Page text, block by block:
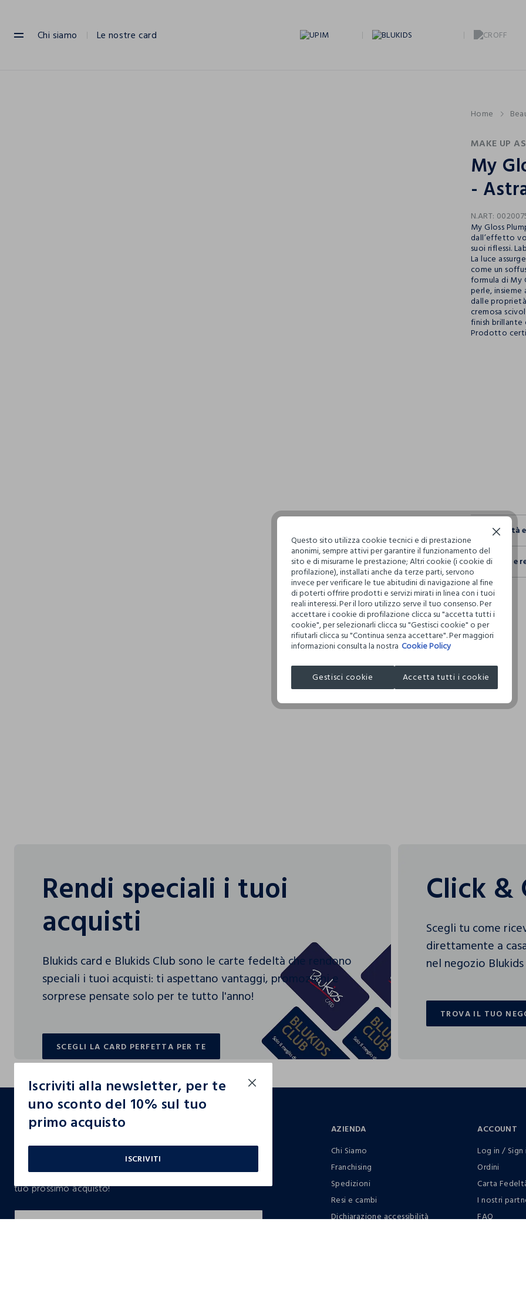
Chi siamo Le nostre card
Home
MAKE UP
My
-
N.ART:
My Gloss
dall’effetto
suoi riflessi.
La luce
come un
formula di My
perle,
dalle
cremosa
finish brillante
Prodotto
Sostenibilità
Sicurezza
Il 100% dei
fisici, per
definito per
restrittivi
Clicca qui
GIUFRA SRL
Spedizione e
Hai fino a
per
Rendi speciali i tuoi
acquisti
Blukids card e Blukids Club sono le carte fedeltà che rendono
speciali i tuoi acquisti: ti aspettano vantaggi, promozioni e
sorprese pensate solo per te tutto l'anno!
SCEGLI LA CARD PERFETTA PER TE
SCEGLI LA CARD PERFETTA PER TE
Click &
Scegli tu come
direttamente a
nel negozio
TROVA IL TUO
TROVA IL TUO
Iscriviti alla newsletter, per te
uno sconto del 10% sul tuo
primo acquisto
ISCRIVITI
footer.ariatitle
Un click, un regalo:
-10% subito per te 💌
Iscriviti ora alla newsletter e ottieni il-10% di scontosul
tuo prossimo acquisto!
AZIENDA
Chi Siamo
Franchising
Spedizioni
Resi e cambi
Dichiarazione accessibilità
ACCOUNT
Log in / Sign
Ordini
Carta
I nostri
FAQ
Questo sito utilizza cookie tecnici e di prestazione
anonimi, sempre attivi per garantire il funzionamento del
sito e di misurarne le prestazione; Altri cookie (i cookie di
profilazione), installati anche da terze parti, servono
invece per verificare le tue abitudini di navigazione al fine
di poterti offrire prodotti e servizi mirati in linea con i tuoi
reali interessi. Per il loro utilizzo serve il tuo consenso. Per
accettare i cookie di profilazione clicca su "accetta tutti i
cookie", per selezionarli clicca su "Gestisci cookie" o per
rifiutarli clicca su "Continua senza accettare". Per maggiori
informazioni consulta la nostra Cookie Policy
Gestisci cookie Accetta tutti i cookie
Continua senza accettare